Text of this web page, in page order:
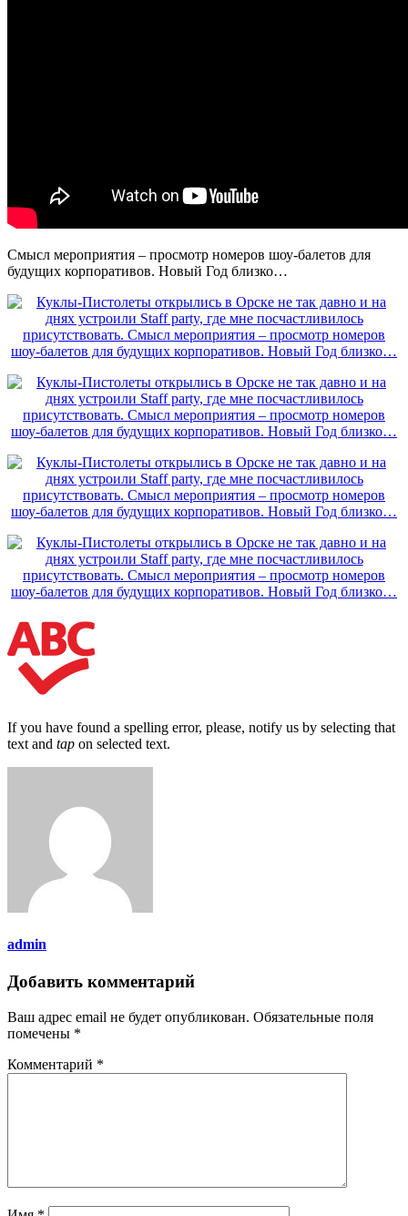
Смысл мероприятия – просмотр номеров шоу-балетов для
будущих корпоративов. Новый Год близко…
If you have found a spelling error, please, notify us by selecting that
text and tap on selected text.
admin
Добавить комментарий
Ваш адрес email не будет опубликован. Обязательные поля
помечены *
Комментарий *